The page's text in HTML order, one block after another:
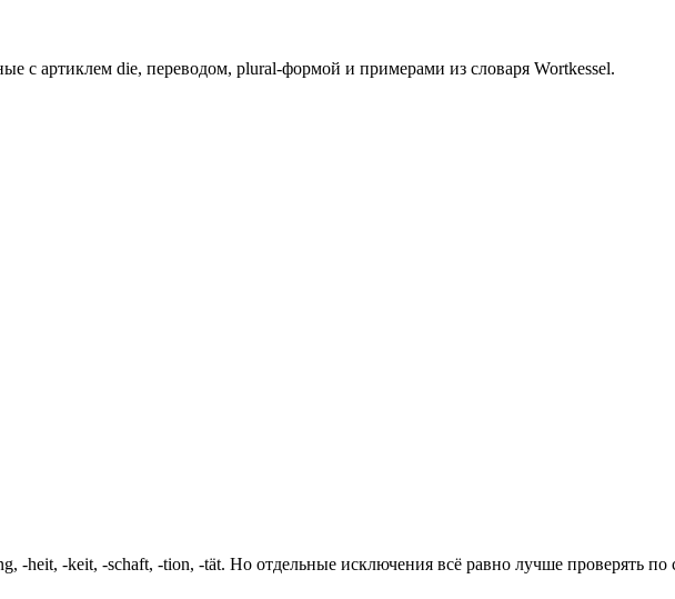
с артиклем die, переводом, plural-формой и примерами из словаря Wortkessel.
-heit, -keit, -schaft, -tion, -tät. Но отдельные исключения всё равно лучше проверять по